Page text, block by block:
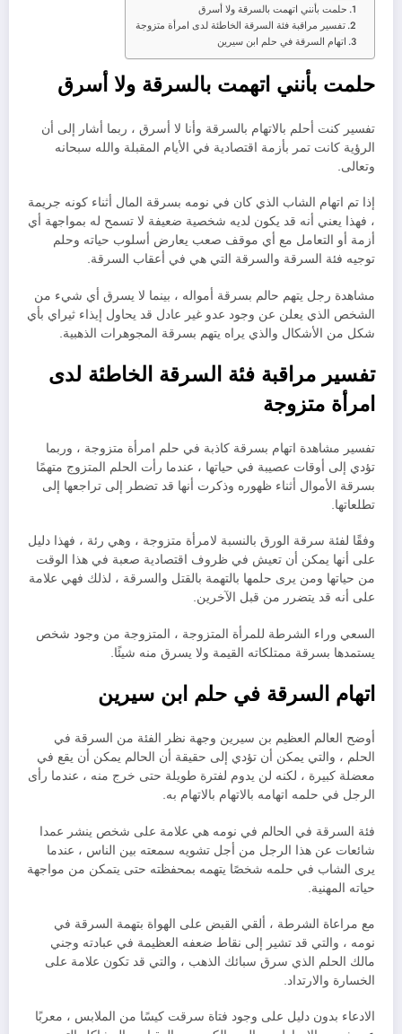
حلمت بأنني اتهمت بالسرقة ولا أسرق
تفسير مراقبة فئة السرقة الخاطئة لدى امرأة متزوجة
اتهام السرقة في حلم ابن سيرين
حلمت بأنني اتهمت بالسرقة ولا أسرق
تفسير كنت أحلم بالاتهام بالسرقة وأنا لا أسرق ، ربما أشار إلى أن
الرؤية كانت تمر بأزمة اقتصادية في الأيام المقبلة والله سبحانه
وتعالى.
إذا تم اتهام الشاب الذي كان في نومه بسرقة المال أثناء كونه جريمة
، فهذا يعني أنه قد يكون لديه شخصية ضعيفة لا تسمح له بمواجهة أي
أزمة أو التعامل مع أي موقف صعب يعارض أسلوب حياته وحلم
توجيه فئة السرقة والسرقة التي هي في أعقاب السرقة.
مشاهدة رجل يتهم حالم بسرقة أمواله ، بينما لا يسرق أي شيء من
الشخص الذي يعلن عن وجود عدو غير عادل قد يحاول إيذاء ثيراي بأي
شكل من الأشكال والذي يراه يتهم بسرقة المجوهرات الذهبية.
تفسير مراقبة فئة السرقة الخاطئة لدى
امرأة متزوجة
تفسير مشاهدة اتهام بسرقة كاذبة في حلم امرأة متزوجة ، وربما
تؤدي إلى أوقات عصيبة في حياتها ، عندما رأت الحلم المتزوج متهمًا
بسرقة الأموال أثناء ظهوره وذكرت أنها قد تضطر إلى تراجعها إلى
تطلعاتها.
وفقًا لفئة سرقة الورق بالنسبة لامرأة متزوجة ، وهي رئة ، فهذا دليل
على أنها يمكن أن تعيش في ظروف اقتصادية صعبة في هذا الوقت
من حياتها ومن يرى حلمها بالتهمة بالقتل والسرقة ، لذلك فهي علامة
على أنه قد يتضرر من قبل الآخرين.
السعي وراء الشرطة للمرأة المتزوجة ، المتزوجة من وجود شخص
يستمدها بسرقة ممتلكاته القيمة ولا يسرق منه شيئًا.
اتهام السرقة في حلم ابن سيرين
أوضح العالم العظيم بن سيرين وجهة نظر الفئة من السرقة في
الحلم ، والتي يمكن أن تؤدي إلى حقيقة أن الحالم يمكن أن يقع في
معضلة كبيرة ، لكنه لن يدوم لفترة طويلة حتى خرج منه ، عندما رأى
الرجل في حلمه اتهامه بالاتهام بالاتهام به.
فئة السرقة في الحالم في نومه هي علامة على شخص ينشر عمدا
شائعات عن هذا الرجل من أجل تشويه سمعته بين الناس ، عندما
يرى الشاب في حلمه شخصًا يتهمه بمحفظته حتى يتمكن من مواجهة
حياته المهنية.
مع مراعاة الشرطة ، ألقي القبض على الهواة بتهمة السرقة في
نومه ، والتي قد تشير إلى نقاط ضعفه العظيمة في عبادته وجني
مالك الحلم الذي سرق سبائك الذهب ، والتي قد تكون علامة على
الخسارة والارتداد.
الادعاء بدون دليل على وجود فتاة سرقت كيسًا من الملابس ، معربًا